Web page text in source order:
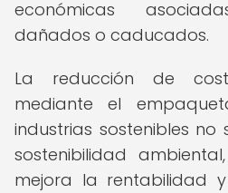
económicas
dañados o caducados.
La reducción de
mediante el
industrias sostenibles
sostenibilidad
mejora la rentabilidad